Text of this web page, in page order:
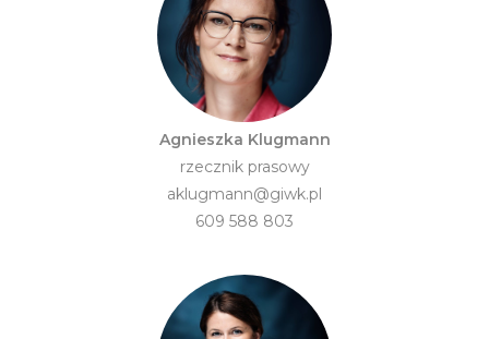
Agnieszka Klugmann
rzecznik prasowy
aklugmann@giwk.pl
609 588 803